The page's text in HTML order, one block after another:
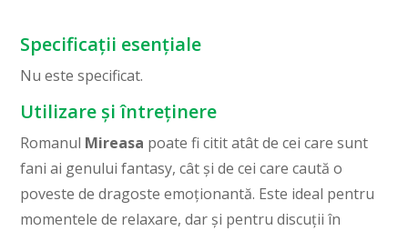
Specificații esențiale
Nu este specificat.
Utilizare și întreținere
Romanul Mireasa poate fi citit atât de cei care sunt
fani ai genului fantasy, cât și de cei care caută o
poveste de dragoste emoționantă. Este ideal pentru
momentele de relaxare, dar și pentru discuții în